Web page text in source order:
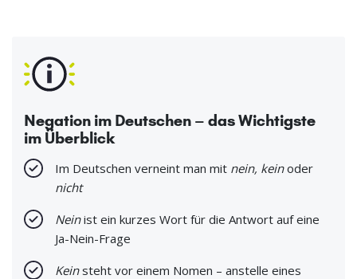
Negation im Deutschen – das Wichtigste
im Überblick
Im Deutschen verneint man mit nein, keinoder
nicht
Neinist ein kurzes Wort für die Antwort auf eine
Ja-Nein-Frage
Keinsteht vor einem Nomen – anstelle eines